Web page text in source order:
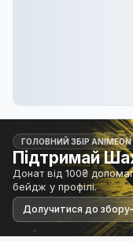
ГОЛОВНИЙ ЗБІР ANIMEON
Підтримай
Донат від 100₴
бейдж у профілі.
Долучитися до збору